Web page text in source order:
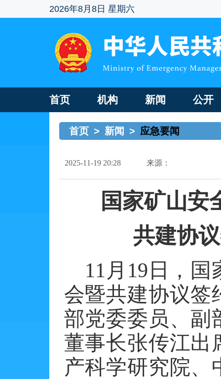
2026年8月8日 星期六
首页 机构 新闻 公开
首页 > 新闻 > 应急要闻
2025-11-19 20:28 来源：
国家矿山安
共建协
11 月 19 日，
会暨共建协议签
部党委委员、副
董事长张传江出
产科学研究院、